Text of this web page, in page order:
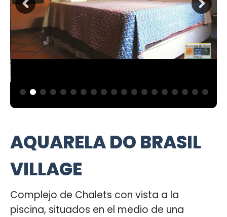
AQUARELA DO BRASIL
VILLAGE
Complejo de Chalets con vista a la
piscina, situados en el medio de una